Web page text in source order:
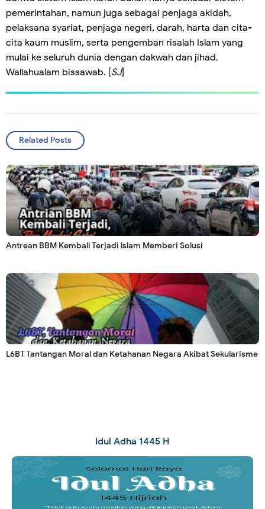
pemerintahan, namun juga sebagai penjaga akidah,
pelaksana syariat, penjaga negeri, darah, harta dan cita-
cita kaum muslim, serta pengemban risalah Islam yang
mulai ke seluruh dunia dengan dakwah dan jihad.
Wallahualam bissawab. [SJ]
Related Posts
Antrean BBM Kembali Terjadi lslam Memberi Solusi
L6BT Tantangan Moral dan Ketahanan Negara Akibat Sekularisme
Idul Adha 1445 H